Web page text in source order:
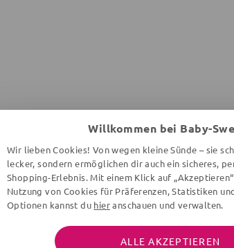
WEITERE ARTIKEL
Willkommen bei Baby-
Wir lieben Cookies! Von wegen kleine Sünde – sie
lecker, sondern ermöglichen dir auch ein sicheres,
Shopping-Erlebnis. Mit einem Klick auf
Nutzung von Cookies für Präferenzen, Statistiken
Optionen kannst du hieranschauen und verwalten.
ALLE AKZEPTIEREN